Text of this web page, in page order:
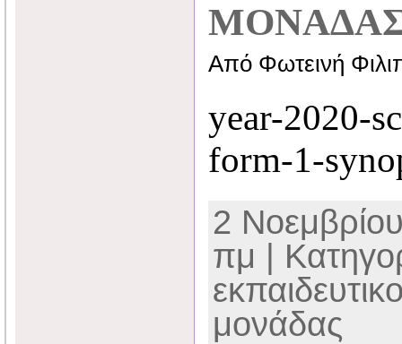
Από Φωτεινή
year-2020-
form-1-
2
πμ |
μονάδας